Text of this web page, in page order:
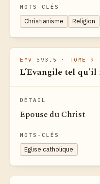
MOTS-CLÉS
Christianisme Religion
EMV 593.5 · TOME 9
L’Evangile tel qu'il
DÉTAIL
Epouse du Christ
MOTS-CLÉS
Eglise catholique